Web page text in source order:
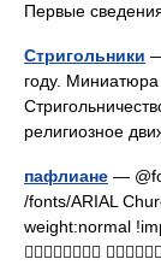
Первые
Стригольники
году.
религиозное
пафлиане —
/fonts/ARIAL
weight:normal
